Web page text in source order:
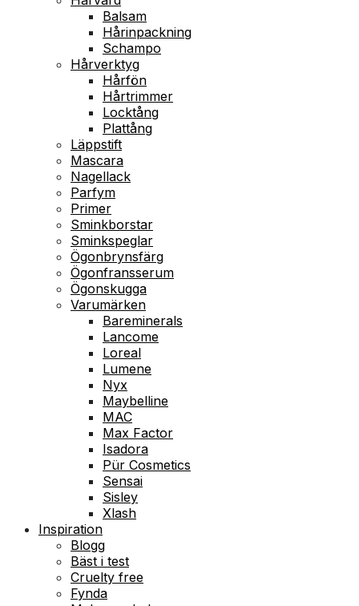
Balsam
Hårinpackning
Schampo
Hårverktyg
Hårfön
Hårtrimmer
Locktång
Plattång
Läppstift
Mascara
Nagellack
Parfym
Primer
Sminkborstar
Sminkspeglar
Ögonbrynsfärg
Ögonfransserum
Ögonskugga
Varumärken
Bareminerals
Lancome
Loreal
Lumene
Nyx
Maybelline
MAC
Max Factor
Isadora
Pür Cosmetics
Sensai
Sisley
Xlash
Inspiration
Blogg
Bäst i test
Cruelty free
Fynda